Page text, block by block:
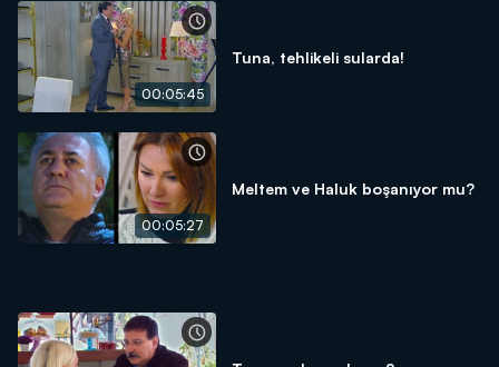
00:05:45
Tuna, tehlikeli sularda!
00:05:27
Meltem ve Haluk boşanıyor mu?